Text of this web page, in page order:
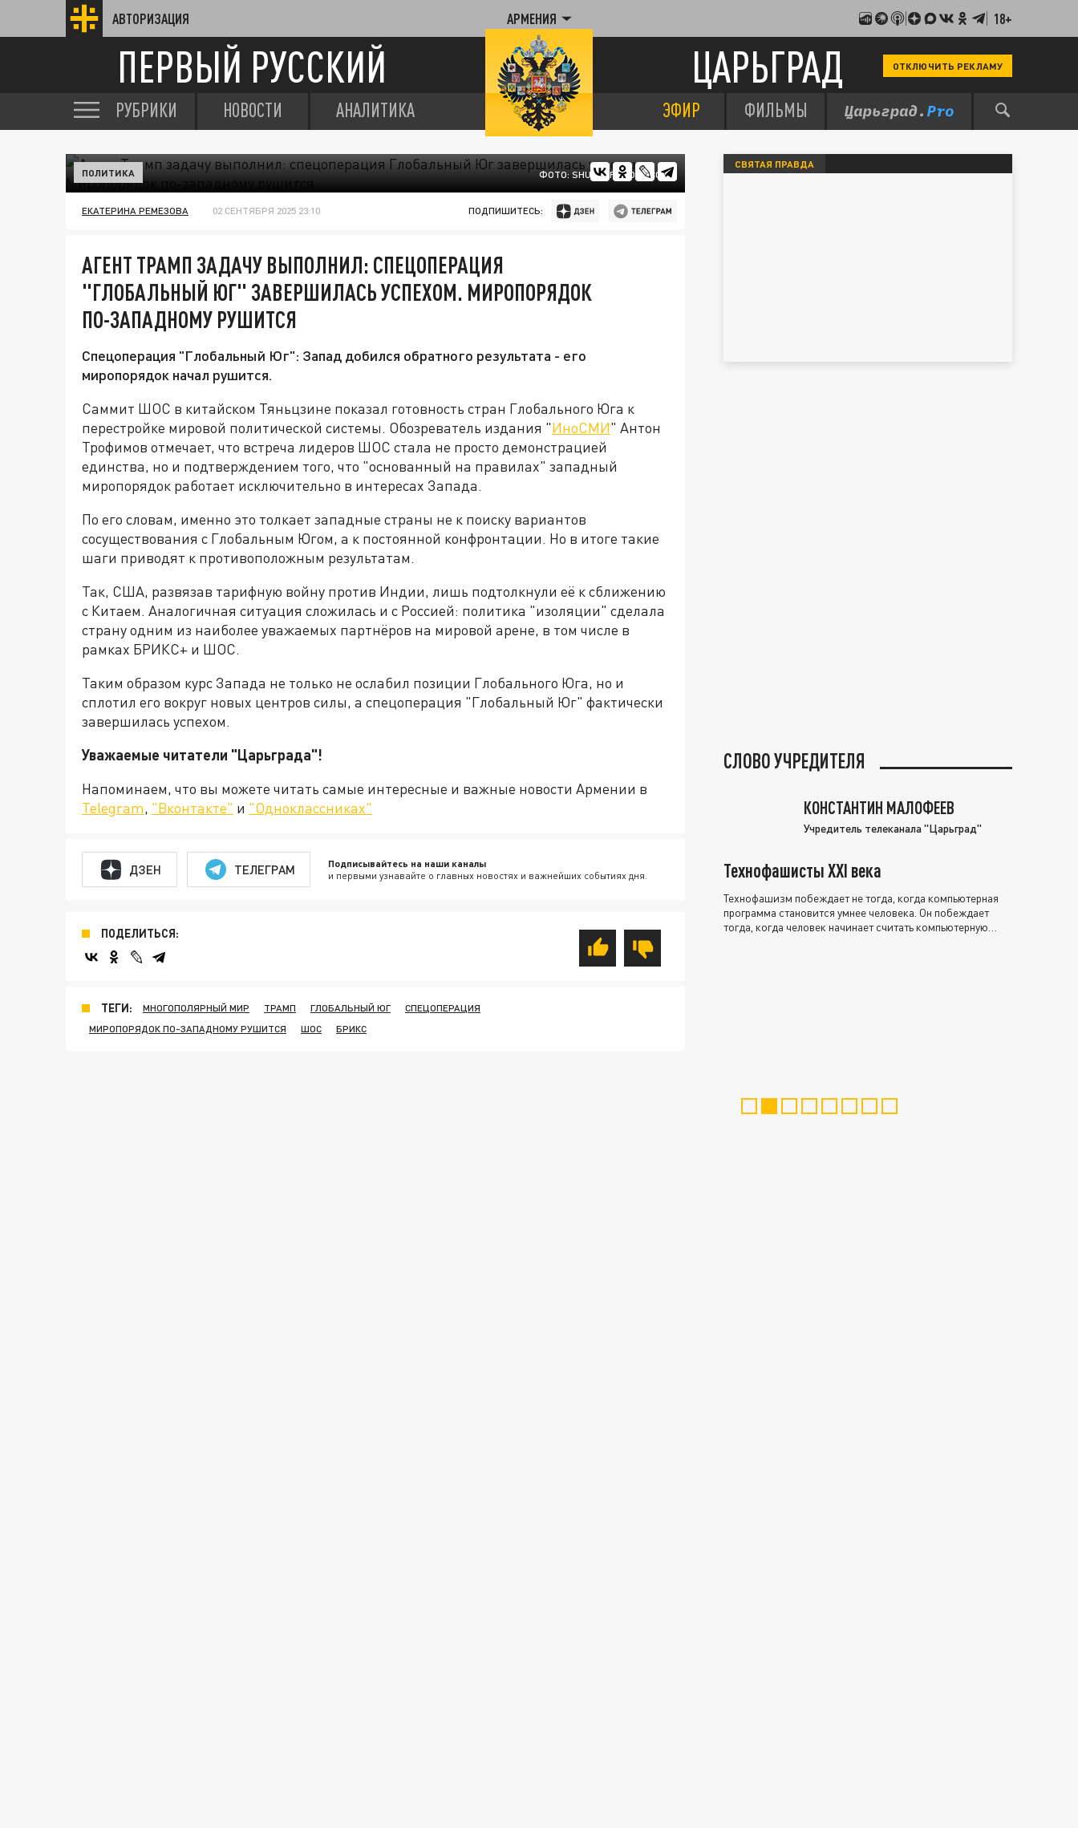
АВТОРИЗАЦИЯ АРМЕНИЯ 18+
ПЕРВЫЙ РУССКИЙ ЦАРЬГРАД ОТКЛЮЧИТЬ РЕКЛАМУ
РУБРИКИ НОВОСТИ АНАЛИТИКА ЭФИР ФИЛЬМЫ
ФОТО: SHUTTERSTOCK.COM
ПОЛИТИКА
ЕКАТЕРИНА РЕМЕЗОВА 02 СЕНТЯБРЯ 2025 23:10 ПОДПИШИТЕСЬ:
АГЕНТ ТРАМП ЗАДАЧУ ВЫПОЛНИЛ: СПЕЦОПЕРАЦИЯ
"ГЛОБАЛЬНЫЙ ЮГ" ЗАВЕРШИЛАСЬ УСПЕХОМ. МИРОПОРЯДОК
ПО-ЗАПАДНОМУ РУШИТСЯ
Спецоперация "Глобальный Юг": Запад добился обратного результата - его
миропорядок начал рушится.
Саммит ШОС в китайском Тяньцзине показал готовность стран Глобального Юга к
перестройке мировой политической системы. Обозреватель издания "ИноСМИ" Антон
Трофимов отмечает, что встреча лидеров ШОС стала не просто демонстрацией
единства, но и подтверждением того, что "основанный на правилах" западный
миропорядок работает исключительно в интересах Запада.
По его словам, именно это толкает западные страны не к поиску вариантов
сосуществования с Глобальным Югом, а к постоянной конфронтации. Но в итоге такие
шаги приводят к противоположным результатам.
Так, США, развязав тарифную войну против Индии, лишь подтолкнули её к сближению
с Китаем. Аналогичная ситуация сложилась и с Россией: политика "изоляции" сделала
страну одним из наиболее уважаемых партнёров на мировой арене, в том числе в
рамках БРИКС+ и ШОС.
Таким образом курс Запада не только не ослабил позиции Глобального Юга, но и
сплотил его вокруг новых центров силы, а спецоперация "Глобальный Юг" фактически
завершилась успехом.
Уважаемые читатели "Царьграда"!
Напоминаем, что вы можете читать самые интересные и важные новости Армении в
Telegram, "Вконтакте" и "Одноклассниках"
ДЗЕН ТЕЛЕГРАМ Подписывайтесь на наши каналы
и первыми узнавайте о главных новостях и важнейших событиях дня.
ПОДЕЛИТЬСЯ:
ТЕГИ: МНОГОПОЛЯРНЫЙ МИР ТРАМП ГЛОБАЛЬНЫЙ ЮГ
СПЕЦОПЕРАЦИЯ
МИРОПОРЯДОК ПО-ЗАПАДНОМУ РУШИТСЯ
ШОС БРИКС
СВЯТАЯ ПРАВДА
СЛОВО УЧРЕДИТЕЛЯ
КОНСТАНТИН МАЛОФЕЕВ
Учредитель телеканала "Царьград"
Технофашисты XXI века
Технофашизм побеждает не тогда, когда компьютерная
программа становится умнее человека. Он побеждает
тогда, когда человек начинает считать компьютерную